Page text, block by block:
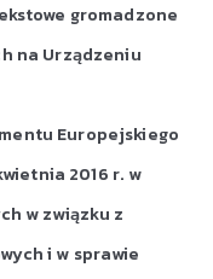
gromadzone
na Urządzeniu
Europejskiego
2016 r. w
w związku z
i w sprawie